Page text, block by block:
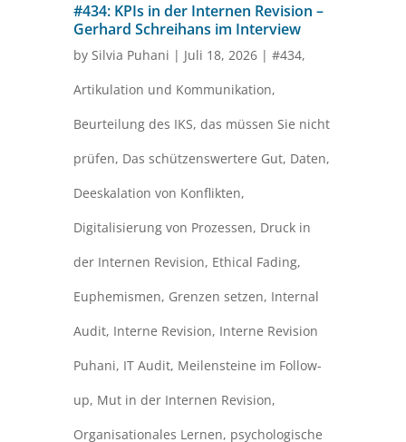
#434: KPIs in der Internen Revision –
Gerhard Schreihans im Interview
by Silvia Puhani | Juli 18, 2026| #434,
Artikulation und Kommunikation,
Beurteilung des IKS, das müssen Sie nicht
prüfen, Das schützenswertere Gut, Daten,
Deeskalation von Konflikten,
Digitalisierung von Prozessen, Druck in
der Internen Revision, Ethical Fading,
Euphemismen, Grenzen setzen, Internal
Audit, Interne Revision, Interne Revision
Puhani, IT Audit, Meilensteine im Follow-
up, Mut in der Internen Revision,
Organisationales Lernen, psychologische